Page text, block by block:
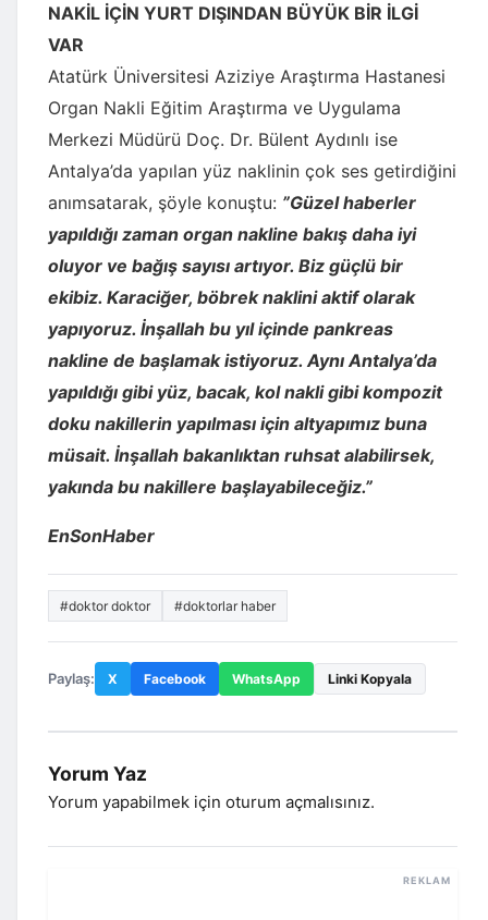
NAKİL İÇİN YURT DIŞINDAN BÜYÜK BİR İLGİ
VAR
Atatürk Üniversitesi Aziziye Araştırma Hastanesi
Organ Nakli Eğitim Araştırma ve Uygulama
Merkezi Müdürü Doç. Dr. Bülent Aydınlı ise
Antalya’da yapılan yüz naklinin çok ses getirdiğini
anımsatarak, şöyle konuştu: ”Güzel haberler
yapıldığı zaman organ nakline bakış daha iyi
oluyor ve bağış sayısı artıyor. Biz güçlü bir
ekibiz. Karaciğer, böbrek naklini aktif olarak
yapıyoruz. İnşallah bu yıl içinde pankreas
nakline de başlamak istiyoruz. Aynı Antalya’da
yapıldığı gibi yüz, bacak, kol nakli gibi kompozit
doku nakillerin yapılması için altyapımız buna
müsait. İnşallah bakanlıktan ruhsat alabilirsek,
yakında bu nakillere başlayabileceğiz.”
EnSonHaber
#doktor doktor #doktorlar haber
Paylaş: X Facebook WhatsApp Linki Kopyala
Yorum Yaz
Yorum yapabilmek için oturum açmalısınız.
REKLAM